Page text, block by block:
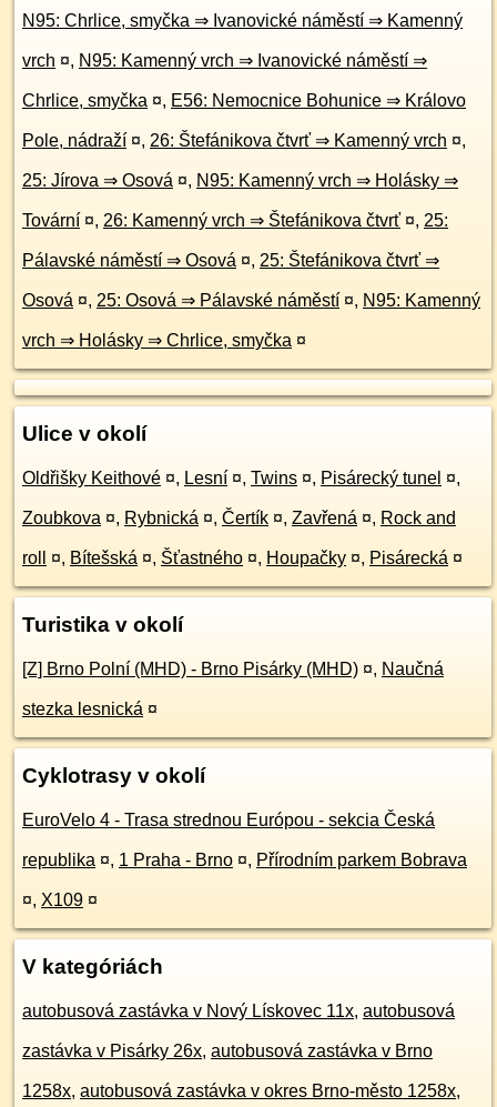
N95: Chrlice, smyčka ⇒ Ivanovické náměstí ⇒ Kamenný
vrch ¤, N95: Kamenný vrch ⇒ Ivanovické náměstí ⇒
Chrlice, smyčka ¤, E56: Nemocnice Bohunice ⇒ Královo
Pole, nádraží ¤, 26: Štefánikova čtvrť ⇒ Kamenný vrch ¤,
25: Jírova ⇒ Osová ¤, N95: Kamenný vrch ⇒ Holásky ⇒
Tovární ¤, 26: Kamenný vrch ⇒ Štefánikova čtvrť ¤, 25:
Pálavské náměstí ⇒ Osová ¤, 25: Štefánikova čtvrť ⇒
Osová ¤, 25: Osová ⇒ Pálavské náměstí ¤, N95: Kamenný
vrch ⇒ Holásky ⇒ Chrlice, smyčka ¤
Ulice v okolí
Oldřišky Keithové ¤, Lesní ¤, Twins ¤, Pisárecký tunel ¤,
Zoubkova ¤, Rybnická ¤, Čertík ¤, Zavřená ¤, Rock and
roll ¤, Bítešská ¤, Šťastného ¤, Houpačky ¤, Pisárecká ¤
Turistika v okolí
[Z] Brno Polní (MHD) - Brno Pisárky (MHD) ¤, Naučná
stezka lesnická ¤
Cyklotrasy v okolí
EuroVelo 4 - Trasa strednou Európou - sekcia Česká
republika ¤, 1 Praha - Brno ¤, Přírodním parkem Bobrava
¤, X109 ¤
V kategóriách
autobusová zastávka v Nový Lískovec 11x, autobusová
zastávka v Pisárky 26x, autobusová zastávka v Brno
1258x, autobusová zastávka v okres Brno-město 1258x,